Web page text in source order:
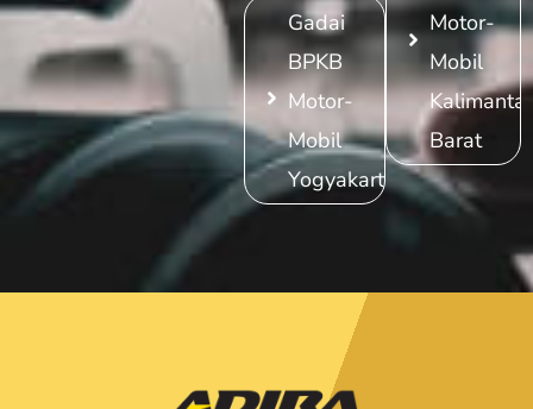
Gadai
BPKB
Motor-
Mobil
Yogyakarta
Motor-
Mobil
Barat